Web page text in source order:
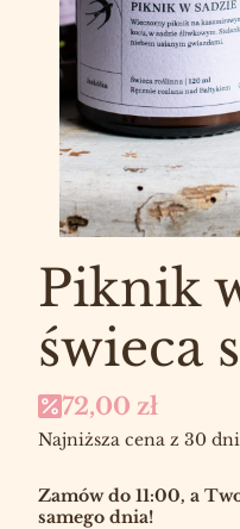
Piknik
świeca
72,00 zł
Najniższa cena z 30
Zamów do 11:00, a
samego dnia!